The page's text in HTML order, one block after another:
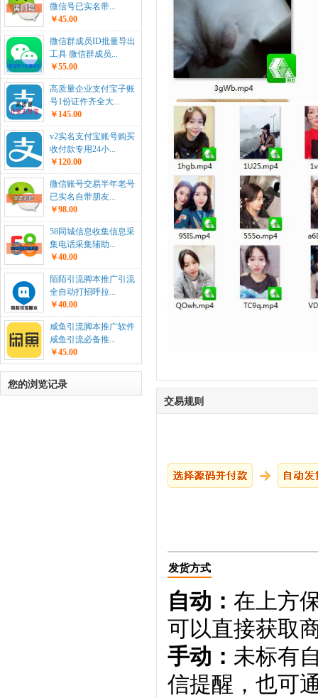
微信号已实名带...
￥45.00
微信群成员ID批量导出
工具 微信群成员...
￥55.00
高质量企业支付宝子账
号1份证件齐全大...
￥145.00
v2实名支付宝账号购买
收付款专用24小...
￥120.00
微信账号交易半年老号
已实名自带朋友...
￥98.00
58同城信息收集信息采
集电话采集辅助...
￥40.00
陌陌引流脚本推广引流
全自动打招呼拉...
￥40.00
咸鱼引流脚本推广软件
咸鱼引流必备推...
￥45.00
您的浏览记录
交易规则
发货方式
自动： 在上方
可以直接获取
手动： 未标有
信提醒，也可